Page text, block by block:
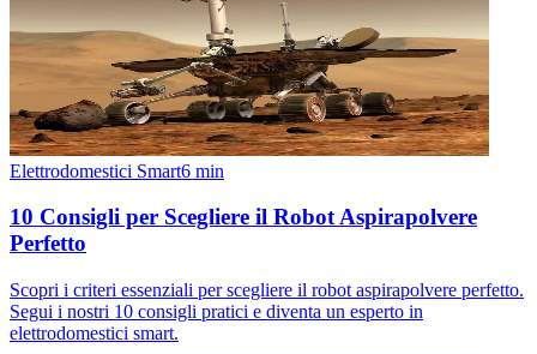
Elettrodomestici Smart6 min
10 Consigli per Scegliere il Robot Aspirapolvere
Perfetto
Scopri i criteri essenziali per scegliere il robot aspirapolvere perfetto.
Segui i nostri 10 consigli pratici e diventa un esperto in
elettrodomestici smart.